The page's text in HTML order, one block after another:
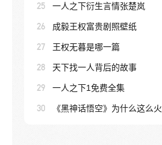
25 一人之下衍生言情张楚岚
26 成毅王权富贵剧照壁纸
27 王权无暮是哪一篇
28 天下找一人背后的故事
29 一人之下1免费全集
30 《黑神话悟空》为什么这么火